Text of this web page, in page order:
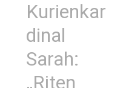
Kurienkar
dinal
Sarah:
„Riten